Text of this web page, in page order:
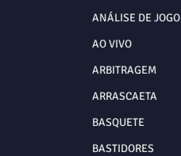
ANÁLISE DE JOGO
AO VIVO
ARBITRAGEM
ARRASCAETA
BASQUETE
BASTIDORES